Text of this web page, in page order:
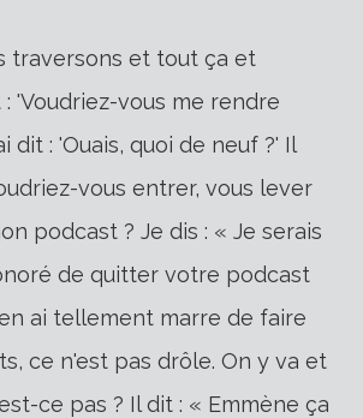
traversons et tout ça et
'Voudriez-vous me rendre
dit : 'Ouais, quoi de neuf ?' Il
vous entrer, vous lever
podcast ? Je dis : « Je serais
de quitter votre podcast
ai tellement marre de faire
ce n'est pas drôle. On y va et
ce pas ? Il dit : « Emmène ça